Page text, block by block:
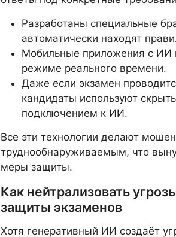
Разработаны специальные
автоматически находят
Мобильные приложения с ИИ
режиме реального времени.
Даже если экзамен
кандидаты используют
подключением к ИИ.
Все эти технологии делают
труднообнаруживаемым, что
меры защиты.
Как нейтрализовать
защиты экзаменов
Хотя генеративный ИИ создаёт